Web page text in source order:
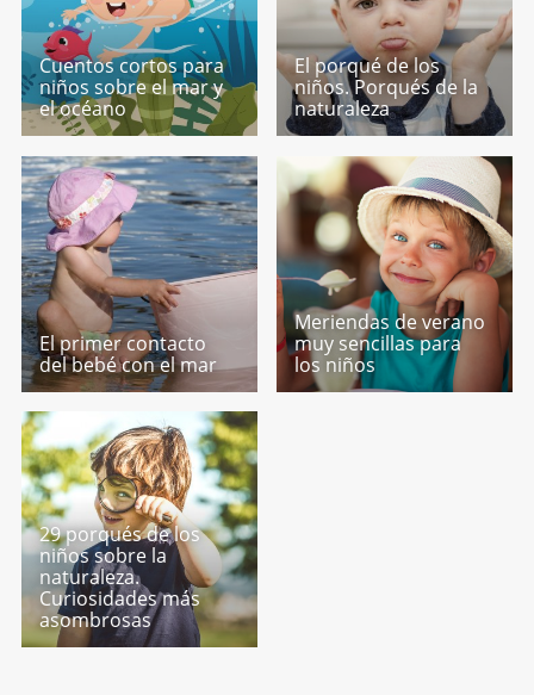
Cuentos cortos para
niños sobre el mar y
el océano
El porqué de los
niños. Porqués de la
naturaleza
El primer contacto
del bebé con el mar
Meriendas de verano
muy sencillas para
los niños
29 porqués de los
niños sobre la
naturaleza.
Curiosidades más
asombrosas